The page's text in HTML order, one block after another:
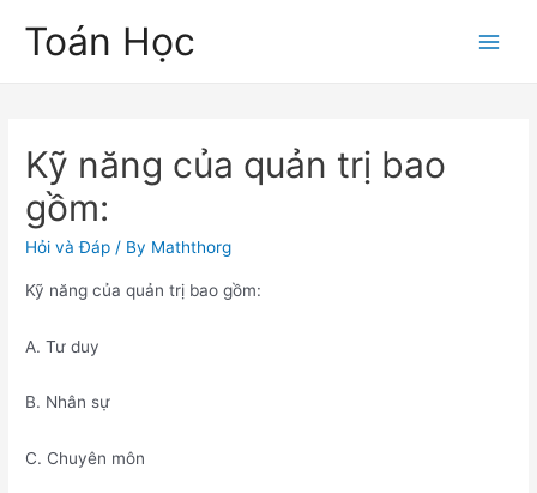
Toán Học
Kỹ năng của quản trị bao
gồm:
Hỏi và Đáp / By Maththorg
Kỹ năng của quản trị bao gồm:
A. Tư duy
B. Nhân sự
C. Chuyên môn